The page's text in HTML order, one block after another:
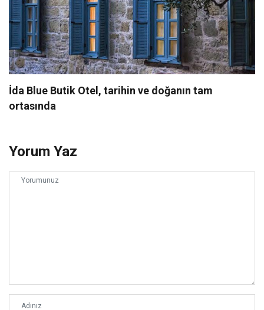
İda Blue Butik Otel, tarihin ve doğanın tam
ortasında
Yorum Yaz